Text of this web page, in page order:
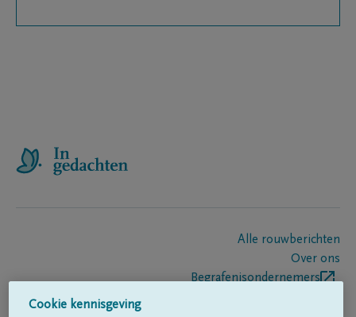
Alle rouwberichten
Over ons
Begrafenisondernemers
Cookie kennisgeving